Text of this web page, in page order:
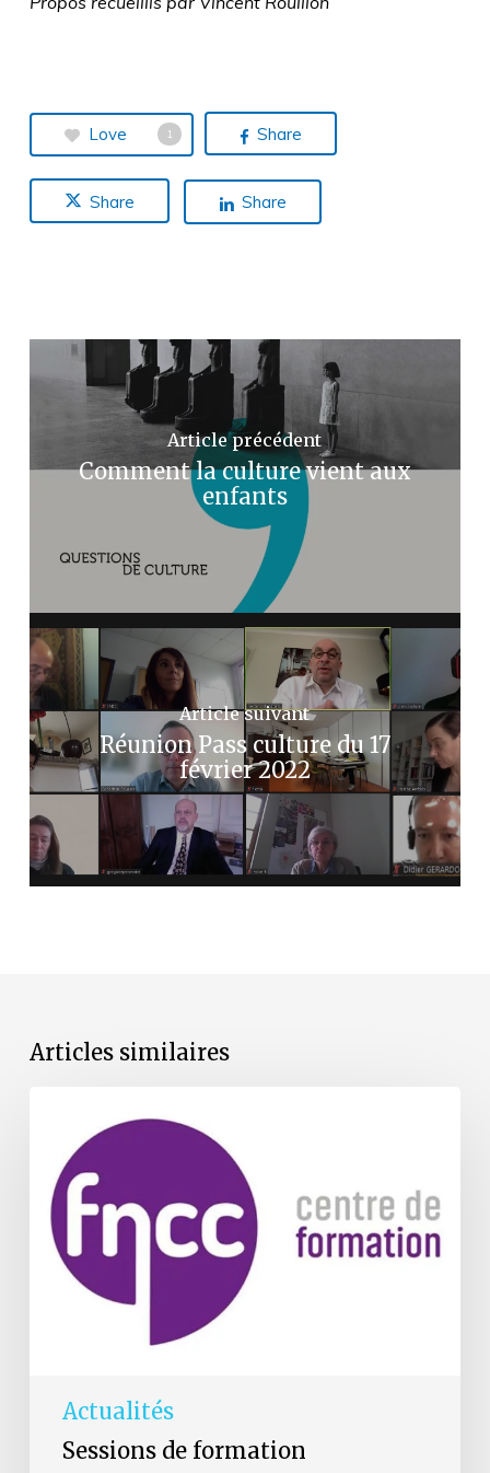
Love 1 Share
Share Share
Article précédent
Comment la culture vient aux
enfants
Article suivant
Réunion Pass culture du 17
février 2022
Articles similaires
Actualités
Sessions de formation
FNCC
reprennent
septembre